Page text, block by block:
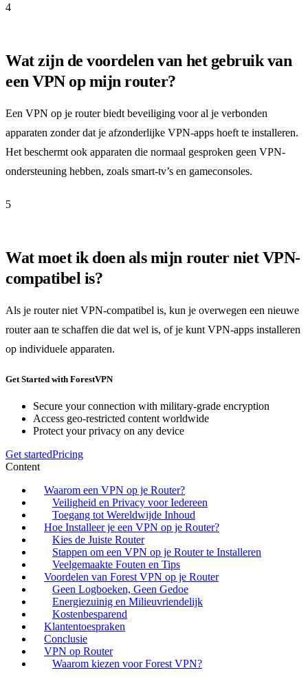
4
Wat zijn de voordelen van het gebruik van
een VPN op mijn router?
Een VPN op je router biedt beveiliging voor al je verbonden
apparaten zonder dat je afzonderlijke VPN-apps hoeft te installeren.
Het beschermt ook apparaten die normaal gesproken geen VPN-
ondersteuning hebben, zoals smart-tv’s en gameconsoles.
5
Wat moet ik doen als mijn router niet VPN-
compatibel is?
Als je router niet VPN-compatibel is, kun je overwegen een nieuwe
router aan te schaffen die dat wel is, of je kunt VPN-apps installeren
op individuele apparaten.
Get Started with ForestVPN
Secure your connection with military-grade encryption
Access geo-restricted content worldwide
Protect your privacy on any device
Get startedPricing
Content
Waarom een VPN op je Router?
Veiligheid en Privacy voor Iedereen
Toegang tot Wereldwijde Inhoud
Hoe Installeer je een VPN op je Router?
Kies de Juiste Router
Stappen om een VPN op je Router te Installeren
Veelgemaakte Fouten en Tips
Voordelen van Forest VPN op je Router
Geen Logboeken, Geen Gedoe
Energiezuinig en Milieuvriendelijk
Kostenbesparend
Klantentoespraken
Conclusie
VPN op Router
Waarom kiezen voor Forest VPN?